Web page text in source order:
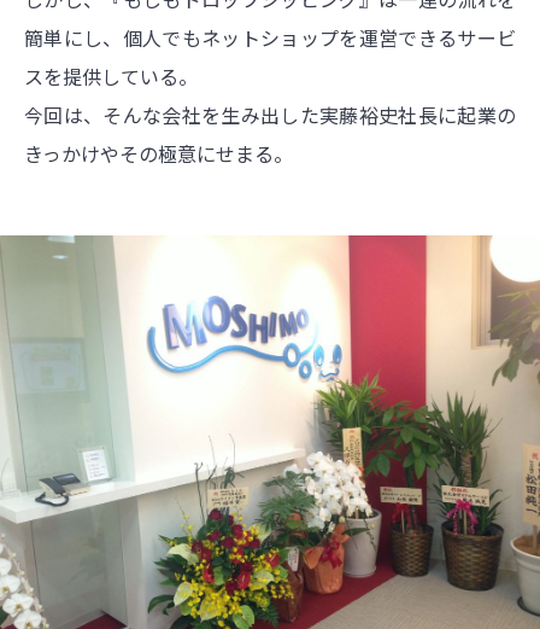
簡単にし、個人でもネットショップを運営できるサービ
スを提供している。
今回は、そんな会社を生み出した実藤裕史社長に起業の
きっかけやその極意にせまる。